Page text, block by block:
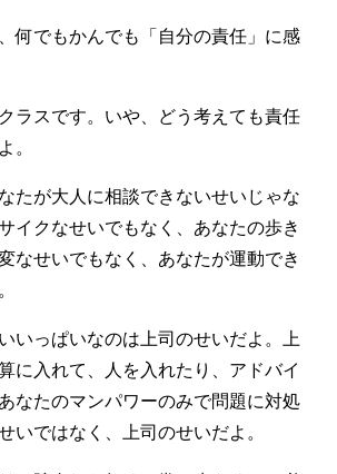
何でもかんでも「自分の責任」に感
ラスです。いや、どう考えても責任
。
たが大人に相談できないせいじゃな
イクなせいでもなく、あなたの歩き
なせいでもなく、あなたが運動でき
いっぱいなのは上司のせいだよ。上
に入れて、人を入れたり、アドバイ
なたのマンパワーのみで問題に対処
いではなく、上司のせいだよ。